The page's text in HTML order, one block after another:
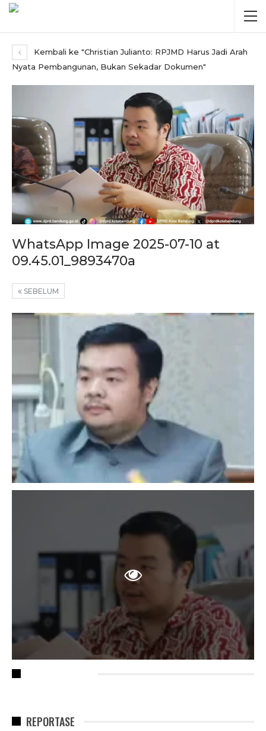
Kembali ke "Christian Julianto: RPJMD Harus Jadi Arah
Nyata Pembangunan, Bukan Sekadar Dokumen"
WhatsApp Image 2025-07-10 at
09.45.01_9893470a
SEBELUM
REPORTASE